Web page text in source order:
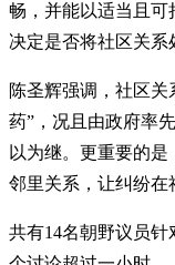
畅，并能以适当且可
决定是否将社区关系
陈圣辉强调，社区关
药”，况且由政府率
以为继。更重要的
邻里关系，让纠纷在
共有14名朝野议员